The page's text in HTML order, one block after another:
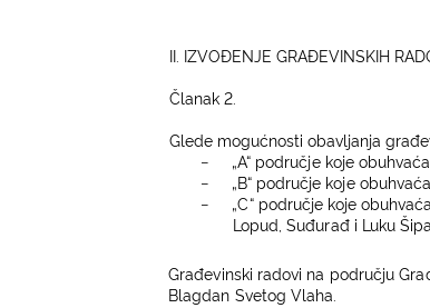
II. IZVOĐENJE GRAĐEVINSKIH
Članak 2.
Glede mogućnosti obavljanjagrađ
−
„A“ područje koje obuhvaća
−
„B“ područje koje obuhvaća
−
„C“ područje koje obuhvaća
Lopud,Suđurađ i L ukuŠ
Građevinski radovi na području Gra
Blagdan Svetog Vlaha.